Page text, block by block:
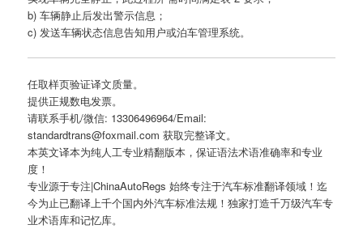
b) 车辆静止后发出警示信息；
c) 发送车辆状态信息告知用户或泊车管理系统。
任取样页验证译文质量。
提供正规数电发票。
请联系手机/微信: 13306496964/Email:
standardtrans@foxmail.com 获取完整译文。
本英文译本为纯人工专业精翻版本，保证语法术语准确率和专业
度！
专业源于专注|ChinaAutoRegs 始终专注于汽车标准翻译领域！迄
今为止已翻译上千个国内外汽车标准法规！独家打造千万级汽车专
业术语库和记忆库。